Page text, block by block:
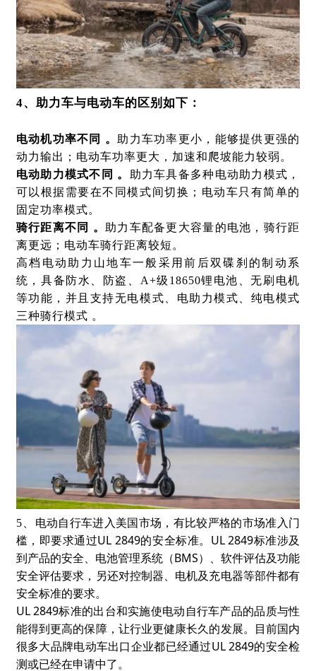
4、助力车与电动车的区别如下：
电动机功率不同 。 助力车功率更小，能够提供更强的
动力输出；电动车功率更大，加速和爬坡能力较弱。
电动助力模式不同 。
助力车具备多种电动助力模式，
可以根据需要在不同模式间切换；电动车只有简单的
固定功率模式。
骑行距离不同 。
助力车配备更大容量的电池，骑行距
离更远；电动车骑行距离较短。
高档电动助力山地车一般采用前后双碟刹的制动系
统，具备防水、防盗、 A+级 18650锂电池、无刷电机
等功能，并且支持无电模式、电助力模式、纯电模式
三种骑行模式 。
5、 电动自行车进入美国市场，有比较严格的市场准入门
槛，即要求通过UL 2849的安全标准。 UL 2849标准涉及
到产品的安全、电池管理系统（BMS）、软件评估及功能
安全评估要求，另还对控制器、电机及充电器等部件都有
安全标准的要求。
UL 2849标准的出台和实施使电动自行车产品的品质与性
能得到更高的保障，让行业更健康长久的发展。目前国内
很多大品牌电动车出口企业都已经通过UL 2849的安全检
测或已经在申请中了。